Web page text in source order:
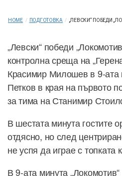
HOME / ПОДГОТОВКА / „ЛЕВСКИ“ ПОБЕДИ
„Левски“ победи
контролна среща на
Красимир Милошев в 9-
Петков в края на първото
за тима на Станимир
В шестата минута гостите
отдясно, но след
не успя да играе с топката
В 9-ата минута